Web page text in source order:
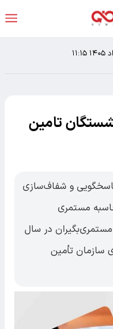
تامین
پاسخگویی و شفاف‌سازی
مستمری
در سال
سازمان تأمین